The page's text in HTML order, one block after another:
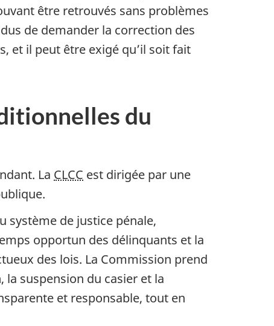
être retrouvés sans problèmes
de demander la correction des
et il peut être exigé qu’il soit fait
du
La CLCC est dirigée par une
système de justice pénale,
opportun des délinquants et la
des lois. La Commission prend
suspension du casier et la
et responsable, tout en